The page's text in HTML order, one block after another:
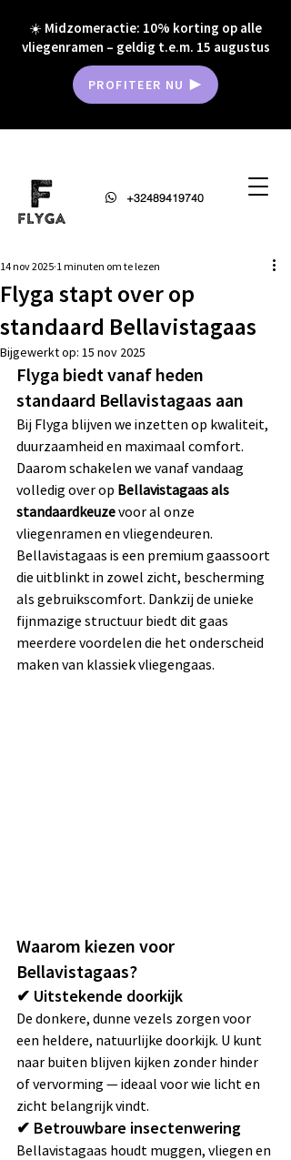
+32489419740
☀️ Midzomeractie: 10% korting op alle
vliegenramen – geldig t.e.m. 15 augustus
PROFITEER NU
Flyga stapt over op
standaard Bellavistagaas
14 nov 2025 1 minuten om te lezen
Bijgewerkt op: 15 nov 2025
Flyga biedt vanaf heden
standaard Bellavistagaas aan
Bij Flyga blijven we inzetten op kwaliteit,
duurzaamheid en maximaal comfort.
Daarom schakelen we vanaf vandaag
volledig over op Bellavistagaas als
standaardkeuze voor al onze
vliegenramen en vliegendeuren.
Bellavistagaas is een premium gaassoort
die uitblinkt in zowel zicht, bescherming
als gebruikscomfort. Dankzij de unieke
fijnmazige structuur biedt dit gaas
meerdere voordelen die het onderscheid
maken van klassiek vliegengaas.
Waarom kiezen voor
Bellavistagaas?
✔ Uitstekende doorkijk
De donkere, dunne vezels zorgen voor
een heldere, natuurlijke doorkijk. U kunt
naar buiten blijven kijken zonder hinder
of vervorming — ideaal voor wie licht en
zicht belangrijk vindt.
✔ Betrouwbare insectenwering
Bellavistagaas houdt muggen, vliegen en